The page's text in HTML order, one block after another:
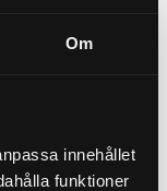
Om
innehållet
funktioner
utan Backventil